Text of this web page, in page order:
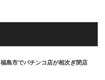
福島市でパチンコ店が相次ぎ閉店